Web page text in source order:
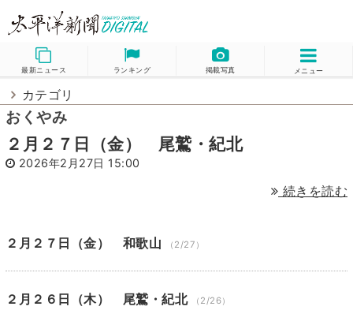
最新ニュース ランキング 掲載写真 メニュー
カテゴリ
おくやみ
２月２７日（金） 尾鷲・紀北
2026年2月27日 15:00
続きを読む
２月２７日（金） 和歌山 （2/27）
２月２６日（木） 尾鷲・紀北 （2/26）